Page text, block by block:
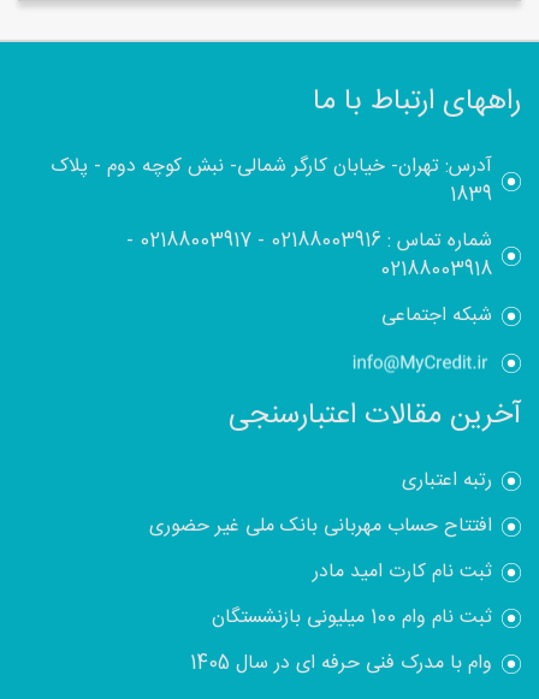
راههای ارتباط با ما
آدرس: تهران- خیابان کارگر شمالی- نبش کوچه دوم - پلاک
1839
شماره تماس :02188003916
-
02188003917
-
02188003918
شبکه اجتماعی
آخرین مقالات اعتبارسنجی
رتبه اعتباری
افتتاح حساب مهربانی بانک ملی غیر حضوری
ثبت نام کارت امید مادر
ثبت نام وام 100 میلیونی بازنشستگان
وام با مدرک فنی حرفه ای در سال 1405